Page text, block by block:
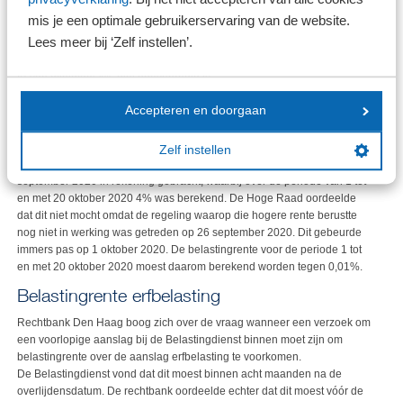
mis je een optimale gebruikerservaring van de website.
Lees meer bij ‘Zelf instellen’.
Accepteren en doorgaan
Zelf instellen
rente is dus niet te hoog volgens de Hoge Raad.
Op 10 april 2026 verwees de Hoge Raad nogmaals naar de uitspraak
IB van minimaal 4% niet onevenredig is.
De belastingplichtige in deze casus kreeg op een ander punt wel gelijk
van de Hoge Raad. De belastingrente bedroeg een tijdje 0,01% in
verband met de coronacrisis, maar was per 1 oktober 2020 weer
september 2020 in rekening gebracht, waarbij over de periode van 1 tot
en met 20 oktober 2020 4% was berekend. De Hoge Raad oordeelde
dat dit niet mocht omdat de regeling waarop die hogere rente berustte
nog niet in werking was getreden op 26 september 2020. Dit gebeurde
immers pas op 1 oktober 2020. De belastingrente voor de periode 1 tot
en met 20 oktober 2020 moest daarom berekend worden tegen 0,01%.
Belastingrente erfbelasting
Rechtbank Den Haag boog zich over de vraag wanneer een verzoek om
een voorlopige aanslag bij de Belastingdienst binnen moet zijn om
belastingrente over de aanslag erfbelasting te voorkomen.
De Belastingdienst vond dat dit moest binnen acht maanden na de
overlijdensdatum. De rechtbank oordeelde echter dat dit moest vóór de